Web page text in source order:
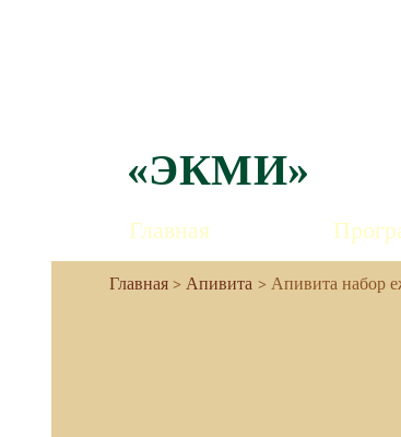
«ЭКМИ»
Главная
Апивита Апивита набор